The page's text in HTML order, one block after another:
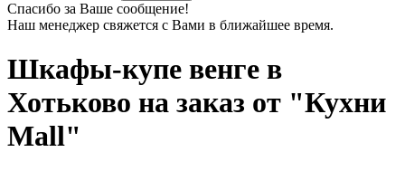
Спасибо за Ваше сообщение!
Наш менеджер свяжется с Вами в ближайшее время.
Шкафы-купе венге в
Хотьково на заказ от "Кухни
Mall"